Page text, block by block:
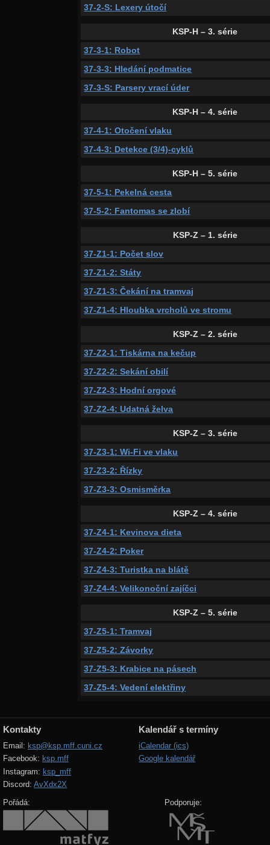
37-2-S: Lexery útočí
KSP-H – 3. série
37-3-1: Robot
37-3-3: Hledání podmatice
37-3-S: Parsery vrací úder
KSP-H – 4. série
37-4-1: Otočení vlaku
37-4-3: Detekce (3/4)-cyklů
KSP-H – 5. série
37-5-1: Pekelná cesta
37-5-2: Fantomas se zlobí
KSP-Z – 1. série
37-Z1-1: Počet slov
37-Z1-2: Státy
37-Z1-3: Čekání na tramvaj
37-Z1-4: Hloubka vrcholů ve stromu
KSP-Z – 2. série
37-Z2-1: Tiskárna na kečup
37-Z2-2: Sekání obilí
37-Z2-3: Hodní orgové
37-Z2-4: Udatná želva
KSP-Z – 3. série
37-Z3-1: Wi-Fi ve vlaku
37-Z3-2: Řízky
37-Z3-3: Osmisměrka
KSP-Z – 4. série
37-Z4-1: Kevinova dieta
37-Z4-2: Poker
37-Z4-3: Turistka na blátě
37-Z4-4: Velikonoční zajíčci
KSP-Z – 5. série
37-Z5-1: Tramvaj
37-Z5-2: Závorky
37-Z5-3: Krabice na pásech
37-Z5-4: Vedení elektřiny
Kontakty
Email: ksp@ksp.mff.cuni.cz
Facebook: ksp.mff
Instagram: ksp_mff
Discord: AvXdx2X
Kalendář s termíny
iCalendar (ics)
Google kalendář
Pořádá: Podporuje: